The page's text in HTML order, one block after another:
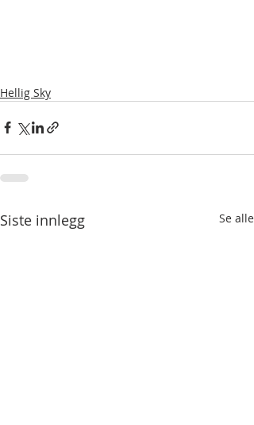
Hellig Sky
Siste innlegg Se alle